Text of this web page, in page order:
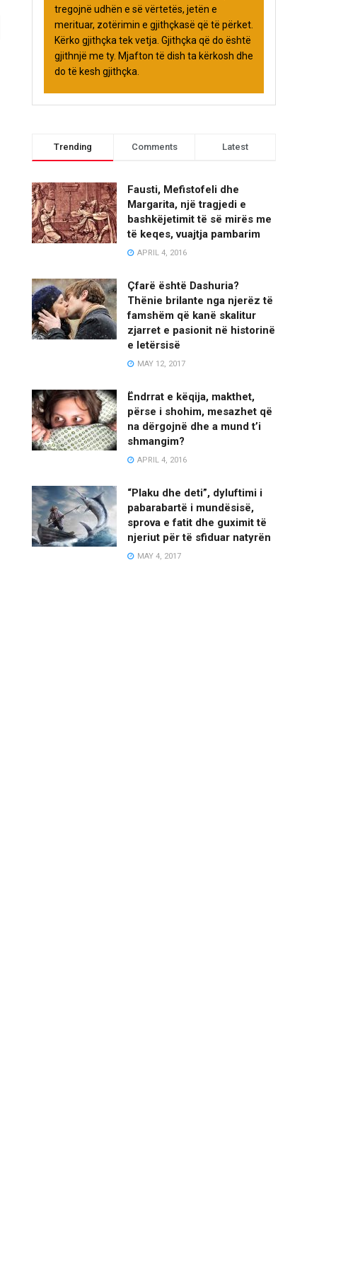
tregojnë udhën e së vërtetës, jetën e
merituar, zotërimin e gjithçkasë që të përket.
Kërko gjithçka tek vetja. Gjithçka që do është
gjithnjë me ty. Mjafton të dish ta kërkosh dhe
do të kesh gjithçka.
Trending Comments Latest
Fausti, Mefistofeli dhe
Margarita, një tragjedi e
bashkëjetimit të së mirës me
të keqes, vuajtja pambarim
APRIL 4, 2016
Çfarë është Dashuria?
Thënie brilante nga njerëz të
famshëm që kanë skalitur
zjarret e pasionit në historinë
e letërsisë
MAY 12, 2017
Ëndrrat e këqija, makthet,
përse i shohim, mesazhet që
na dërgojnë dhe a mund t’i
shmangim?
APRIL 4, 2016
“Plaku dhe deti”, dyluftimi i
pabarabartë i mundësisë,
sprova e fatit dhe guximit të
njeriut për të sfiduar natyrën
MAY 4, 2017